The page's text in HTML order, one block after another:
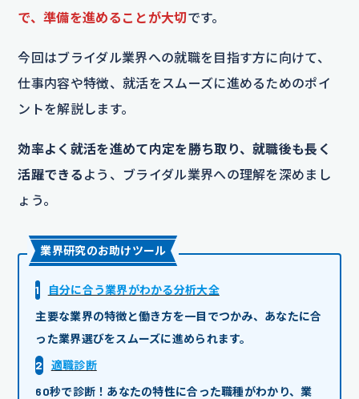
で、準備を進めることが大切です。
今回はブライダル業界への就職を目指す方に向けて、
仕事内容や特徴、就活をスムーズに進めるためのポイ
ントを解説します。
効率よく就活を進めて内定を勝ち取り、就職後も長く
活躍できる よう、ブライダル業界への理解を深めまし
ょう。
業界研究のお助けツール
1
自分に合う業界がわかる分析大全
主要な業界の特徴と働き方を一目でつかみ、あなたに合
った業界選びをスムーズに進められます。
2
適職診断
60秒で診断！あなたの特性に合った職種がわかり、業